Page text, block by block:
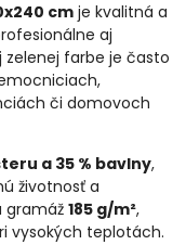
cm je kvalitná a
aj
farbe je často
či domovoch
a 35 % bavlny,
životnosť a
gramáž 185 g/m²,
vysokých teplotách.